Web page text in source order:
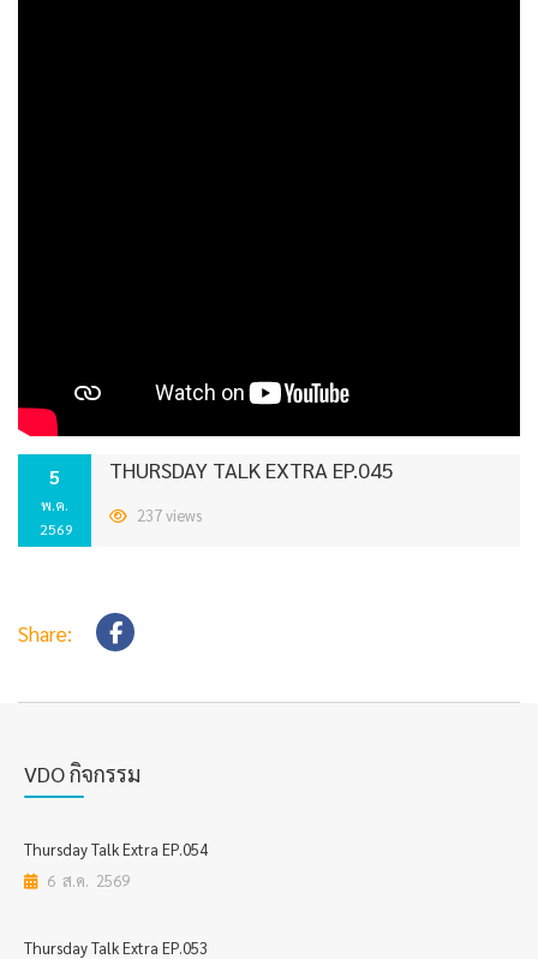
5
พ.ค.
2569
THURSDAY TALK EXTRA EP.045
237 views
Share:
VDO กิจกรรม
Thursday Talk Extra EP.054
6 ส.ค. 2569
Thursday Talk Extra EP.053